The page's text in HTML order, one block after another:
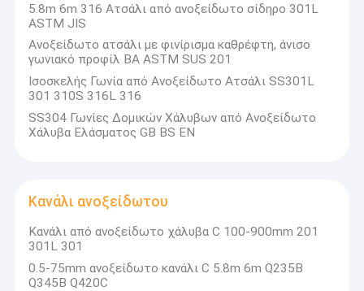
5.8m 6m 316 Ατσάλι από ανοξείδωτο σίδηρο 301L
ASTM JIS
Ανοξείδωτο ατσάλι με φινίρισμα καθρέφτη, άνισο
γωνιακό προφίλ BA ASTM SUS 201
Ισοσκελής Γωνία από Ανοξείδωτο Ατσάλι SS301L
301 310S 316L 316
SS304 Γωνίες Δομικών Χάλυβων από Ανοξείδωτο
Χάλυβα Ελάσματος GB BS EN
Κανάλι ανοξείδωτου
Κανάλι από ανοξείδωτο χάλυβα C 100-900mm 201
301L 301
0.5-75mm ανοξείδωτο κανάλι C 5.8m 6m Q235B
Q345B Q420C